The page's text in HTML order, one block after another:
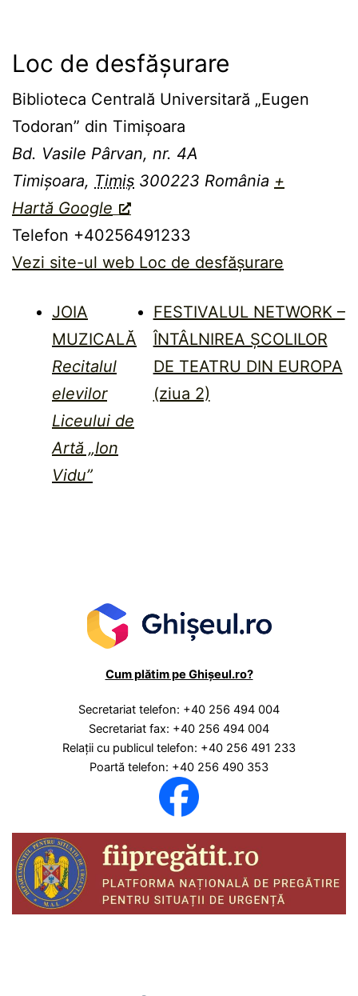
Loc de desfășurare
Biblioteca Centrală Universitară „Eugen
Todoran” din Timişoara
Bd. Vasile Pârvan, nr. 4A
Timișoara, Timiș 300223 România +
Hartă Google
Telefon +40256491233
Vezi site-ul web Loc de desfășurare
JOIA
MUZICALĂ
Recitalul
elevilor
Liceului de
Artă „Ion
Vidu”
FESTIVALUL NETWORK –
ÎNTÂLNIREA ȘCOLILOR
DE TEATRU DIN EUROPA
(ziua 2)
Cum plătim pe Ghișeul.ro?
Secretariat telefon: +40 256 494 004
Secretariat fax: +40 256 494 004
Relaţii cu publicul telefon: +40 256 491 233
Poartă telefon: +40 256 490 353